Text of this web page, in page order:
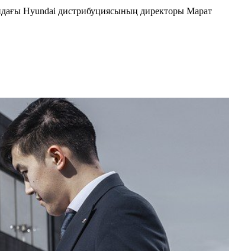
Hyundai дистрибуциясының директоры Марат